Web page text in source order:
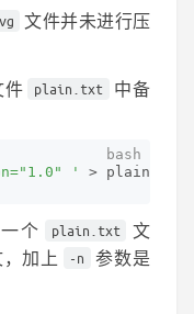
文件并未进行压
件 plain.txt
中备
' > plain.txt
个 plain.txt
文
加上
-n
参数是